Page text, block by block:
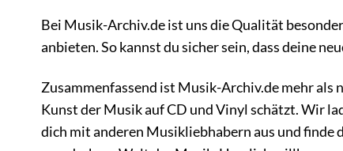
Bei Musik-Archiv.de ist uns die Qualität
anbieten. So kannst du sicher sein, dass deine
Zusammenfassend ist Musik-Archiv.de mehr als
Kunst der Musik auf CD und Vinyl schätzt. Wir
dich mit anderen Musikliebhabern aus und finde